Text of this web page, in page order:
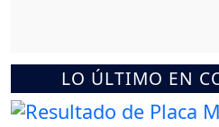
LO ÚLTIMO EN